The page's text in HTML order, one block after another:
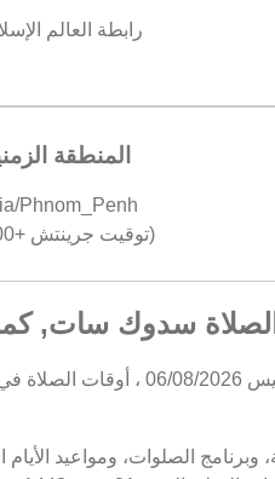
رابطة العالم
المنطقة
Phnom_Penh
(توقيت جرينتش +07:00)
سدوك سات,
وبرنامج الصلوات، ومواعيد